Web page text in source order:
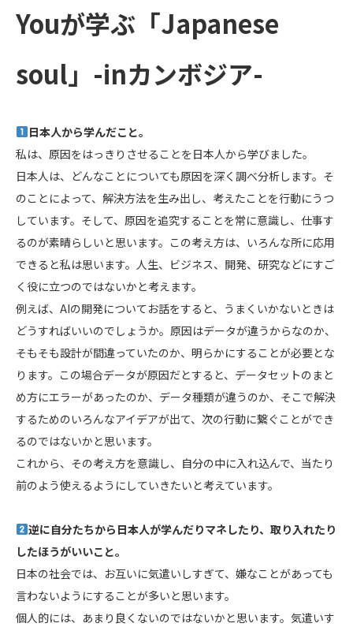
Youが学ぶ「Japanese
soul」-inカンボジア-
日本人から学んだこと。
私は、原因をはっきりさせることを日本人から学びました。
日本人は、どんなことについても原因を深く調べ分析します。そ
のことによって、解決方法を生み出し、考えたことを行動にうつ
しています。そして、原因を追究することを常に意識し、仕事す
るのが素晴らしいと思います。この考え方は、いろんな所に応用
できると私は思います。人生、ビジネス、開発、研究などにすご
く役に立つのではないかと考えます。
例えば、AIの開発についてお話をすると、うまくいかないときは
どうすればいいのでしょうか。原因はデータが違うからなのか、
そもそも設計が間違っていたのか、明らかにすることが必要とな
ります。この場合データが原因だとすると、データセットのまと
め方にエラーがあったのか、データ種類が違うのか、そこで解決
するためのいろんなアイデアが出て、次の行動に繋ぐことができ
るのではないかと思います。
これから、その考え方を意識し、自分の中に入れ込んで、当たり
前のよう使えるようにしていきたいと考えています。
逆に自分たちから日本人が学んだりマネしたり、取り入れたり
したほうがいいこと。
日本の社会では、お互いに気遣いしすぎて、嫌なことがあっても
言わないようにすることが多いと思います。
個人的には、あまり良くないのではないかと思います。気遣いす